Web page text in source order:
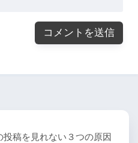
投稿を見れない３つの原因